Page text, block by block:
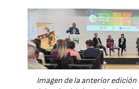
Imagen de la anterior edición